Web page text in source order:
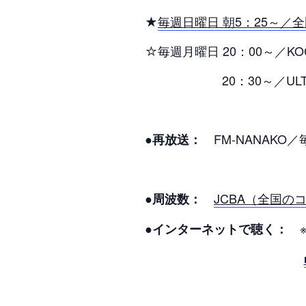
★毎週日曜日 朝5：25～／
☆毎週月曜日 20：00～／
20：30～／
●再放送： FM-NANAKO
●周波数：
JCBA（全国の
●インターネットで聴く：